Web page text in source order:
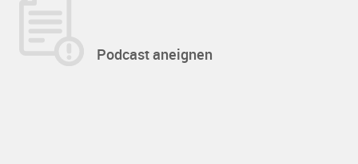
Podcast aneignen